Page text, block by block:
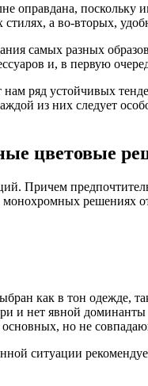
оправдана, поскольку
а во-вторых,
самых разных
и, в первую
ряд устойчивых
из них следует
цветовые
Причем
монохромных решениях
как в тон одежде,
и нет явной
но не
ситуации